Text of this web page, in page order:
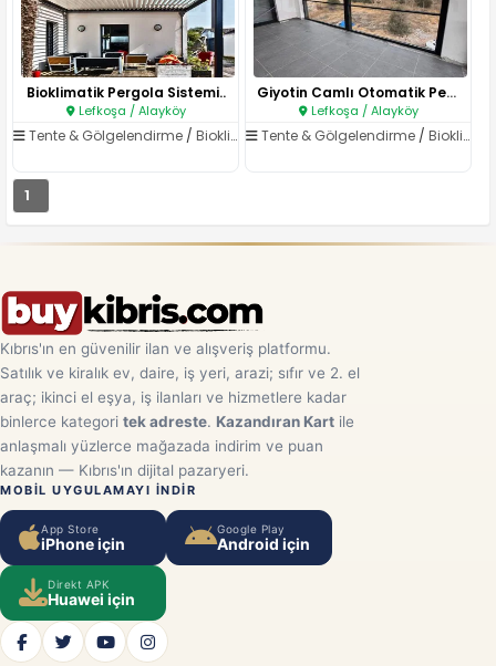
Bioklimatik Pergola Sistemi..
Lefkoşa / Alayköy
Tente & Gölgelendirme / Bioklimatik Pergola
Giyotin Camlı Otomatik Pergola..
Lefkoşa / Alayköy
Tente & Gölgelendirme /Bioklimatik Pergola
1
Kıbrıs'ın en güvenilir ilan ve alışveriş platformu.
Satılık ve kiralık ev, daire, iş yeri, arazi; sıfır ve 2. el
araç; ikinci el eşya, iş ilanları ve hizmetlere kadar
binlerce kategori tek adreste. Kazandıran Kart ile
anlaşmalı yüzlerce mağazada indirim ve puan
kazanın — Kıbrıs'ın dijital pazaryeri.
MOBIL UYGULAMAYI INDIR
App Store
iPhone için
Google Play
Android için
Direkt APK
Huawei için